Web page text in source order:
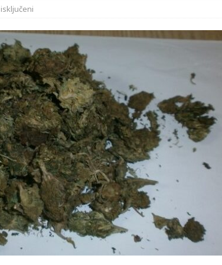
Vozači satima čekaju, dok se drugi ubacuju sa strane
VIJESTI
29. srpnja 2018, preminuo je glazbeni genij Oliver Dragojević
o Oluji: Hrvati imaju što slaviti, dobili su ono što im povijesno